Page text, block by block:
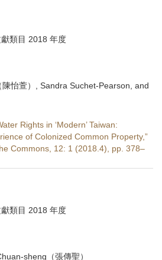
類目 2018 年度
怡萱）, Sandra Suchet-Pearson, and
Rights in ‘Modern’ Taiwan:
of Colonized Common Property,”
Commons, 12: 1 (2018.4), pp. 378–
類目 2018 年度
sheng（張傳聖）